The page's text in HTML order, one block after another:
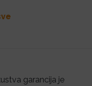
garancija je